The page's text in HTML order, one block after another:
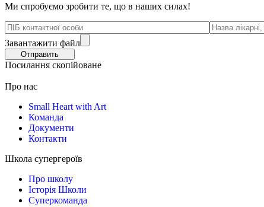
Ми спробуємо зробити те, що в наших силах!
Завантажити файл
Посилання скопійоване
Про нас
Small Heart with Art
Команда
Документи
Контакти
Школа супергероїв
Про школу
Історія Школи
Суперкоманда